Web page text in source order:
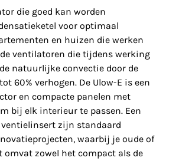
die goed kan worden
voor optimaal
en huizen die werken
ventilatoren die tijdens werking
natuurlijke convectie door de
60% verhogen. De Ulow-E is een
en compacte panelen met
bij elk interieur te passen. Een
ventielinsert zijn standaard
waarbij je oude of
zowel het compact als de